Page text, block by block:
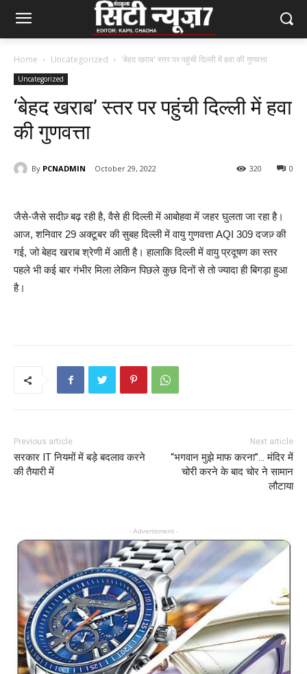
Home Uncategorized 'बेहद खराब' स्तर पर पहुंची दिल्ली में हवा की गुणवत्ता
Uncategorized
‘बेहद खराब’ स्तर पर पहुंची दिल्ली में हवा
की गुणवत्ता
By PCNADMIN October 29, 2022 0
320
जैसे-जैसे सदीज़् बढ़ रही है, वैसे ही दिल्ली में आबोहवा में जहर घुलता जा रहा है।
आज, शनिवार 29 अक्टूबर की सुबह दिल्ली में वायु गुणवत्ता AQI 309 दजज़् की
गई, जो बेहद खराब श्रेणी में आती है। हालाकि दिल्ली में वायु प्रदूषण का स्तर
पहले भी कई बार गंभीर मिला लेकिन पिछले कुछ दिनों से तो ज्यादा ही बिगड़ा हुआ
है।
Previous article
सरकार IT नियमों में बड़े बदलाव करने
की तैयारी में
Next article
“भगवान मुझे माफ करना”… मंदिर में
चोरी करने के बाद चोर ने सामान
लौटाया
- Advertisment -